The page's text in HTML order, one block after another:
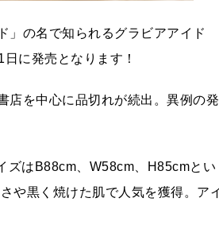
」の名で知られるグラビアアイド
に発売となります！
店を中心に品切れが続出。異例の発
ズはB88cm、W58cm、H85cmとい
や黒く焼けた肌で人気を獲得。ア